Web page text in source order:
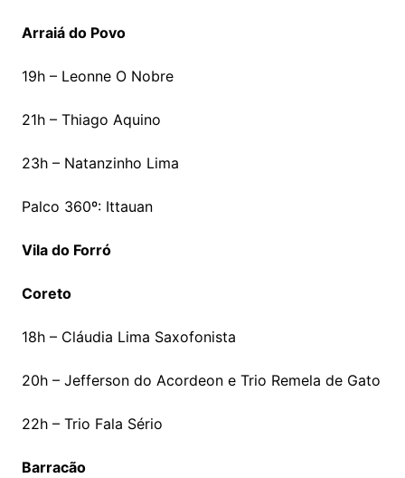
Arraiá do Povo
19h – Leonne O Nobre
21h – Thiago Aquino
23h – Natanzinho Lima
Palco 360º: Ittauan
Vila do Forró
Coreto
18h – Cláudia Lima Saxofonista
20h – Jefferson do Acordeon e Trio Remela de Gato
22h – Trio Fala Sério
Barracão